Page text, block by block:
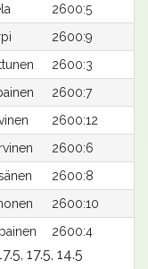
2600:5
2600:9
2600:3
2600:7
2600:12
2600:6
2600:8
2600:10
2600:4
17.5, 14.5